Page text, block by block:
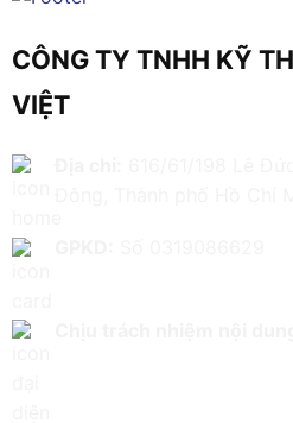
CÔNG TY TNHH KỸ
VIỆT